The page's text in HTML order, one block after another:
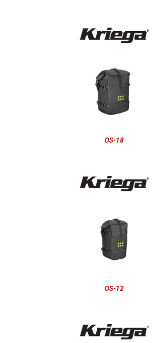
OS-18
OS-12